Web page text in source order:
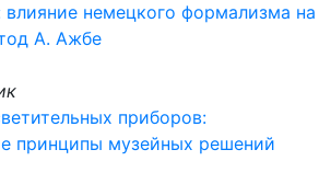
немецкого формализма на
А. Ажбе
приборов:
принципы музейных решений